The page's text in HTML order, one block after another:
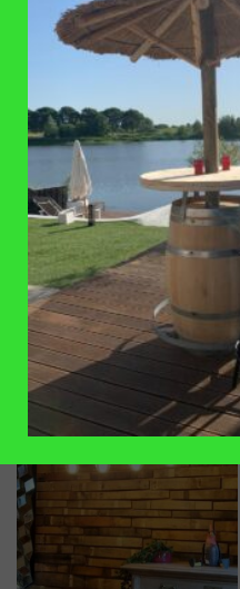
VAAK SAMEN GEKOCHT
TOEVOEGEN
AAN
VERLANGLIJST
STATAFEL
Statafel in grey wash
425,-
AAN
VERLANGLIJST